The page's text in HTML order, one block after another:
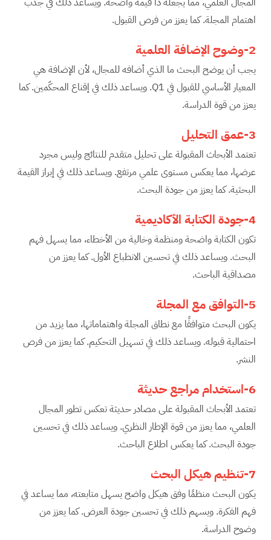
اهتمام المجلة. كما يعزز من فرص القبول.
2-وضوح الإضافة العلمية
يجب أن يوضح البحث ما الذي أضافه للمجال، لأن الإضافة هي
المعيار الأساسي للقبول في Q1. ويساعد ذلك في إقناع المحكّمين. كما
يعزز من قوة الدراسة.
3-عمق التحليل
تعتمد الأبحاث المقبولة على تحليل متقدم للنتائج وليس مجرد
عرضها، مما يعكس مستوى علمي مرتفع. ويساعد ذلك في إبراز القيمة
البحثية. كما يعزز من جودة البحث.
4-جودة الكتابة الأكاديمية
تكون الكتابة واضحة ومنظمة وخالية من الأخطاء، مما يسهل فهم
البحث. ويساعد ذلك في تحسين الانطباع الأول. كما يعزز من
مصداقية الباحث.
5-التوافق مع المجلة
يكون البحث متوافقًا مع نطاق المجلة واهتماماتها، مما يزيد من
احتمالية قبوله. ويساعد ذلك في تسهيل التحكيم. كما يعزز من فرص
النشر.
6-استخدام مراجع حديثة
تعتمد الأبحاث المقبولة على مصادر حديثة تعكس تطور المجال
العلمي، مما يعزز من قوة الإطار النظري. ويساعد ذلك في تحسين
جودة البحث. كما يعكس اطلاع الباحث.
7-تنظيم هيكل البحث
يكون البحث منظمًا وفق هيكل واضح يسهل متابعته، مما يساعد في
فهم الفكرة. ويسهم ذلك في تحسين جودة العرض. كما يعزز من
وضوح الدراسة.